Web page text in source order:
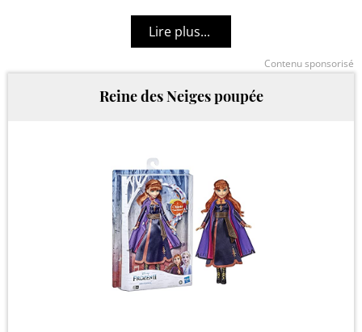
Contenu sponsorisé
Reine des Neiges poupée